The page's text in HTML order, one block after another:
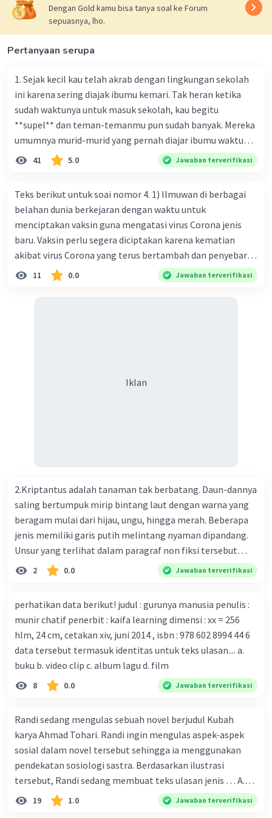
Dengan Gold kamu bisa tanya soal ke Forum
sepuasnya, lho.
Pertanyaan serupa
1. Sejak kecil kau telah akrab dengan lingkungan sekolah
ini karena sering diajak ibumu kemari. Tak heran ketika
sudah waktunya untuk masuk sekolah, kau begitu
**supel** dan teman-temanmu pun sudah banyak. Mereka
umumnya murid-murid yang pernah diajar ibumu waktu
kelas satu. Sedangkan aku? Aku waktu itu baru saja pindah
ke kota kecil ini. Makna kata bercetak tebal dalam kutipan
baik
41 5.0 Jawaban terverifikasi
Teks berikut untuk soai nomor 4. 1) Ilmuwan di berbagai
belahan dunia berkejaran dengan waktu untuk
menciptakan vaksin guna mengatasi virus Corona jenis
baru. Vaksin perlu segera diciptakan karena kematian
akibat virus Corona yang terus bertambah dan penyebaran
virus yang kian meluas. 2) Pada Jum'at (7-2-2020), Komisi
Kesehatan Nasional Cina mencatat jumlah kematian
ilmuwan bekerja dalam kecepatan penuh untuk
bersama sejumlah perusahaan biotek dan vaksin.
Beberapa waktu lalu, Kepala Laboratorium Identifikasi
Virus dari Institut Peter Doherty untuk Infeksi dan
kekebalan, Melbourne, Julian Druce, menyatakan mereka
mengembangkan virus Corona versi laboratorium dari
tubuh pasien yang terinfeksi untuk uji coba. Tanggapan
yang sesuai dengan berita tersebut adalah ... A.
serangan virus Corona dengan menemukan vaksin virus
tersebut. B. Para ilmuan perlu segera mempelajari virus
corona yang menjadi masalah besar bagi kesehatan dunia
karena persebarannya sangat cepat. C. Masyarakat perlu
mawas diri dan menjaga kesehatan dalam menghadapi
serangan virus corona yang mulai menyebar di Indonesia,
D. Virus corona menjadi masalah besar bagi kesehatan
11 0.0 Jawaban terverifikasi
Iklan
2.Kriptantus adalah tanaman tak berbatang. Daun-dannya
saling bertumpuk mirip bintang laut dengan warna yang
beragam mulai dari hijau, ungu, hingga merah. Beberapa
jenis memiliki garis putih melintang nyaman dipandang.
Unsur yang terlihat dalam paragraf non fiksi tersebut
adalah... A. cara menyajikan isi buku B. bahasa yang
digunakan C. tokoh dan penokohan D. penyajian alur cerita
2 0.0 Jawaban terverifikasi
perhatikan data berikut! judul : gurunya manusia penulis :
munir chatif penerbit : kaifa learning dimensi : xx = 256
hlm, 24 cm, cetakan xiv, juni 2014 , isbn : 978 602 8994 44 6
data tersebut termasuk identitas untuk teks ulasan.... a.
buku b. video clip c. album lagu d. film
8 0.0 Jawaban terverifikasi
Randi sedang mengulas sebuah novel berjudul Kubah
karya Ahmad Tohari. Randi ingin mengulas aspek-aspek
sosial dalam novel tersebut sehingga ia menggunakan
pendekatan sosiologi sastra. Berdasarkan ilustrasi
tersebut, Randi sedang membuat teks ulasan jenis … A.
deskriptif B. objektif C. informatif D. kritis
19 1.0 Jawaban terverifikasi